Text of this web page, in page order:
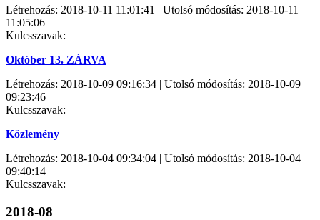
Létrehozás: 2018-10-11 11:01:41 | Utolsó módosítás: 2018-10-11
11:05:06
Kulcsszavak:
Október 13. ZÁRVA
Létrehozás: 2018-10-09 09:16:34 | Utolsó módosítás: 2018-10-09
09:23:46
Kulcsszavak:
Közlemény
Létrehozás: 2018-10-04 09:34:04 | Utolsó módosítás: 2018-10-04
09:40:14
Kulcsszavak:
2018-08